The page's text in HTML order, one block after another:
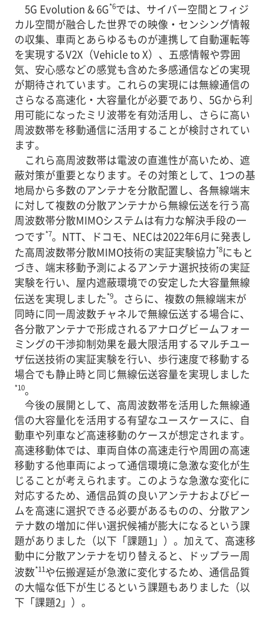
5G Evolution & 6G*6では、サイバー空間とフィジ
カル空間が融合した世界での映像・センシング情報
の収集、車両とあらゆるものが連携して自動運転等
を実現するV2X（Vehicle to X）、五感情報や雰囲
気、安心感などの感覚も含めた多感通信などの実現
が期待されています。これらの実現には無線通信の
さらなる高速化・大容量化が必要であり、5Gから利
用可能になったミリ波帯を有効活用し、さらに高い
周波数帯を移動通信に活用することが検討されてい
ます。
これら高周波数帯は電波の直進性が高いため、遮
蔽対策が重要となります。その対策として、1つの基
地局から多数のアンテナを分散配置し、各無線端末
に対して複数の分散アンテナから無線伝送を行う高
周波数帯分散MIMOシステムは有力な解決手段の一
つです*7。NTT、ドコモ、NECは2022年6月に発表し
た高周波数帯分散MIMO技術の実証実験協力*8にもと
づき、端末移動予測によるアンテナ選択技術の実証
実験を行い、屋内遮蔽環境での安定した大容量無線
伝送を実現しました*9。さらに、複数の無線端末が
同時に同一周波数チャネルで無線伝送する場合に、
各分散アンテナで形成されるアナログビームフォー
ミングの干渉抑制効果を最大限活用するマルチユー
ザ伝送技術の実証実験を行い、歩行速度で移動する
場合でも静止時と同じ無線伝送容量を実現しました
*10。
今後の展開として、高周波数帯を活用した無線通
信の大容量化を活用する有望なユースケースに、自
動車や列車など高速移動のケースが想定されます。
高速移動体では、車両自体の高速走行や周囲の高速
移動する他車両によって通信環境に急激な変化が生
じることが考えられます。このような急激な変化に
対応するため、通信品質の良いアンテナおよびビー
ムを高速に選択できる必要があるものの、分散アン
テナ数の増加に伴い選択候補が膨大になるという課
題がありました（以下「課題1」）。加えて、高速移
動中に分散アンテナを切り替えると、ドップラー周
波数*11や伝搬遅延が急激に変化するため、通信品質
の大幅な低下が生じるという課題もありました（以
下「課題2」）。